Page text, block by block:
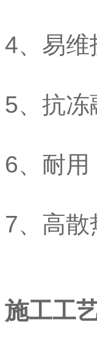
4、易维
5、抗冻
6、耐用
7、高散
施工工